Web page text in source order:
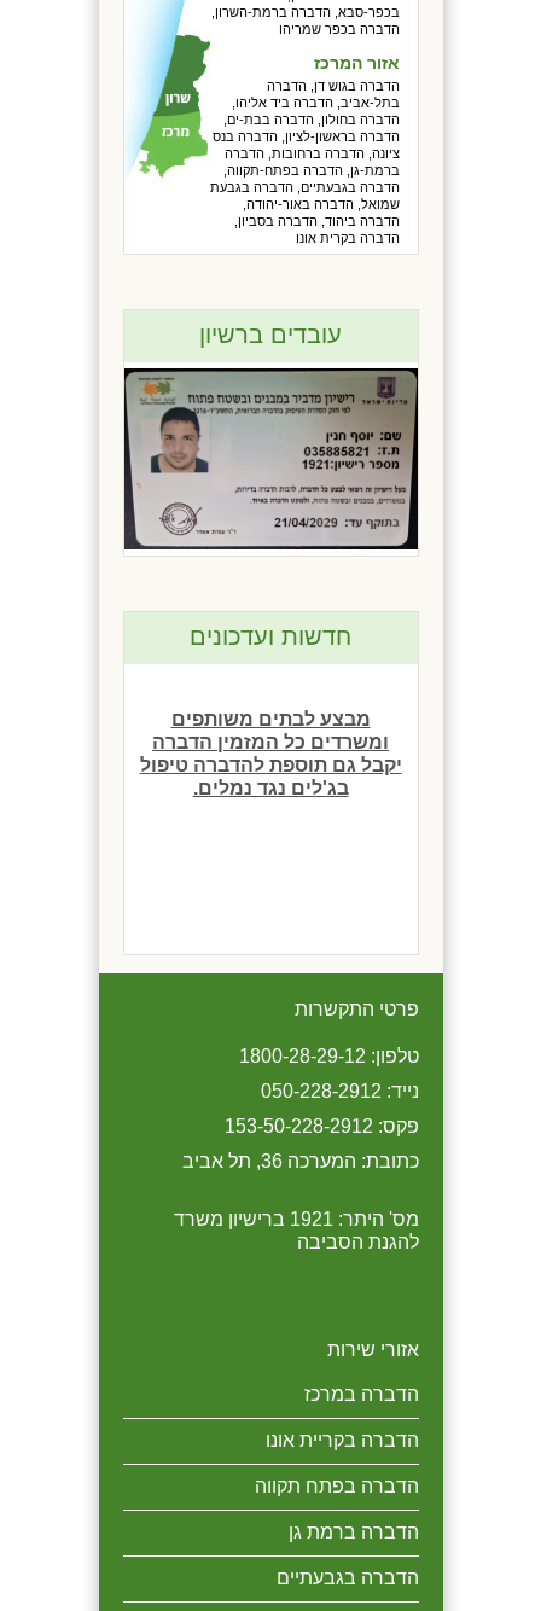
בכפר-סבא, הדברה ברמת-השרון,
הדברה בכפר שמריהו
אזור המרכז
הדברה בגוש דן, הדברה
בתל-אביב, הדברה ביד אליהו,
הדברה בחולון, הדברה בבת-ים,
הדברה בראשון-לציון, הדברה בנס
ציונה, הדברה ברחובות, הדברה
ברמת-גן, הדברה בפתח-תקווה,
הדברה בגבעתיים, הדברה בגבעת
שמואל, הדברה באור-יהודה,
הדברה ביהוד, הדברה בסביון,
הדברה בקרית אונו
עובדים ברשיון
חדשות ועדכונים
ומשרדים כל המזמין הדברה
יקבל גם תוספת להדברה טיפול
כל המזמין הדברה לבניין
אחוז בהדברת בתי הדיירים.
מבצע למסעדות כל המזמין
טיפול בחברתנו על בסיס חודשי
פרטי התקשרות
טלפון: 1800-28-29-12
נייד: 050-228-2912
פקס: 153-50-228-2912
כתובת: המערכה 36, תל אביב
מס' היתר: 1921 ברישיון משרד
להגנת הסביבה
אזורי שירות
הדברה במרכז
הדברה בקריית אונו
הדברה בפתח תקווה
הדברה ברמת גן
הדברה בגבעתיים